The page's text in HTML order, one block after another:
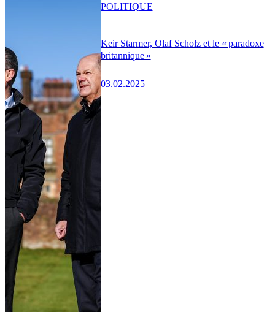
Keir Starmer, Olaf Scholz et le « paradoxe
britannique »
03.02.2025
POLITIQUE